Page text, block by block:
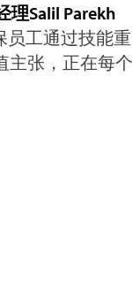
理Salil Parekh
员工通过技能重
主张，正在每个